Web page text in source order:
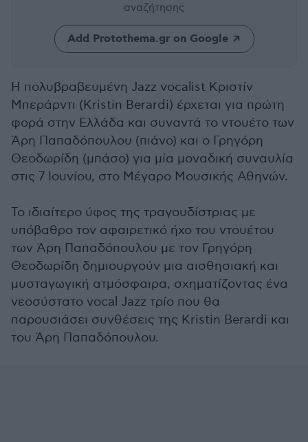
αναζήτησης
Add Protothema.gr on Google
Η πολυβραβευμένη Jazz vocalist Κριστίν
Μπεράρντι (Kristin Berardi) έρχεται για πρώτη
φορά στην Ελλάδα και συναντά το ντουέτο των
Άρη Παπαδόπουλου (πιάνο) και ο Γρηγόρη
Θεοδωρίδη (μπάσο) για μία μοναδική συναυλία
στις 7 Ιουνίου, στο Μέγαρο Μουσικής Αθηνών.
Το ιδιαίτερο ύφος της τραγουδίστριας με
υπόβαθρο τον αφαιρετικό ήχο του ντουέτου
των Άρη Παπαδόπουλου με τον Γρηγόρη
Θεοδωρίδη δημιουργούν μια αισθησιακή και
μυσταγωγική ατμόσφαιρα, σχηματίζοντας ένα
νεοσύστατο vocal Jazz τρίο που θα
παρουσιάσει συνθέσεις της Kristin Berardi και
του Άρη Παπαδόπουλου.